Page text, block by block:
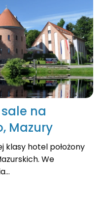
na
Mazury
klasy hotel położony
We